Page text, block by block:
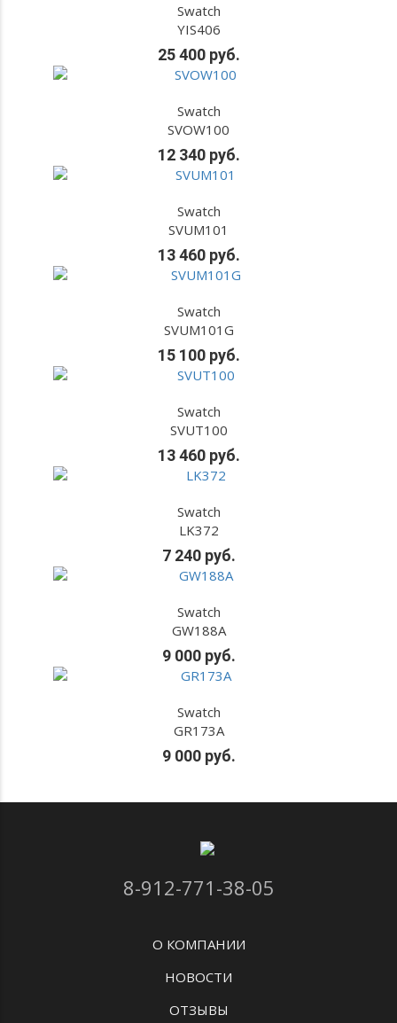
Swatch
YIS406
25 400 руб.
Swatch
SVOW100
12 340 руб.
Swatch
SVUM101
13 460 руб.
Swatch
SVUM101G
15 100 руб.
Swatch
SVUT100
13 460 руб.
Swatch
LK372
7 240 руб.
Swatch
GW188A
9 000 руб.
Swatch
GR173A
9 000 руб.
8-912-771-38-05
О КОМПАНИИ
НОВОСТИ
ОТЗЫВЫ